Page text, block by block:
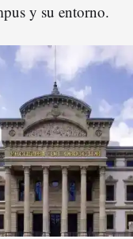
y su entorno.